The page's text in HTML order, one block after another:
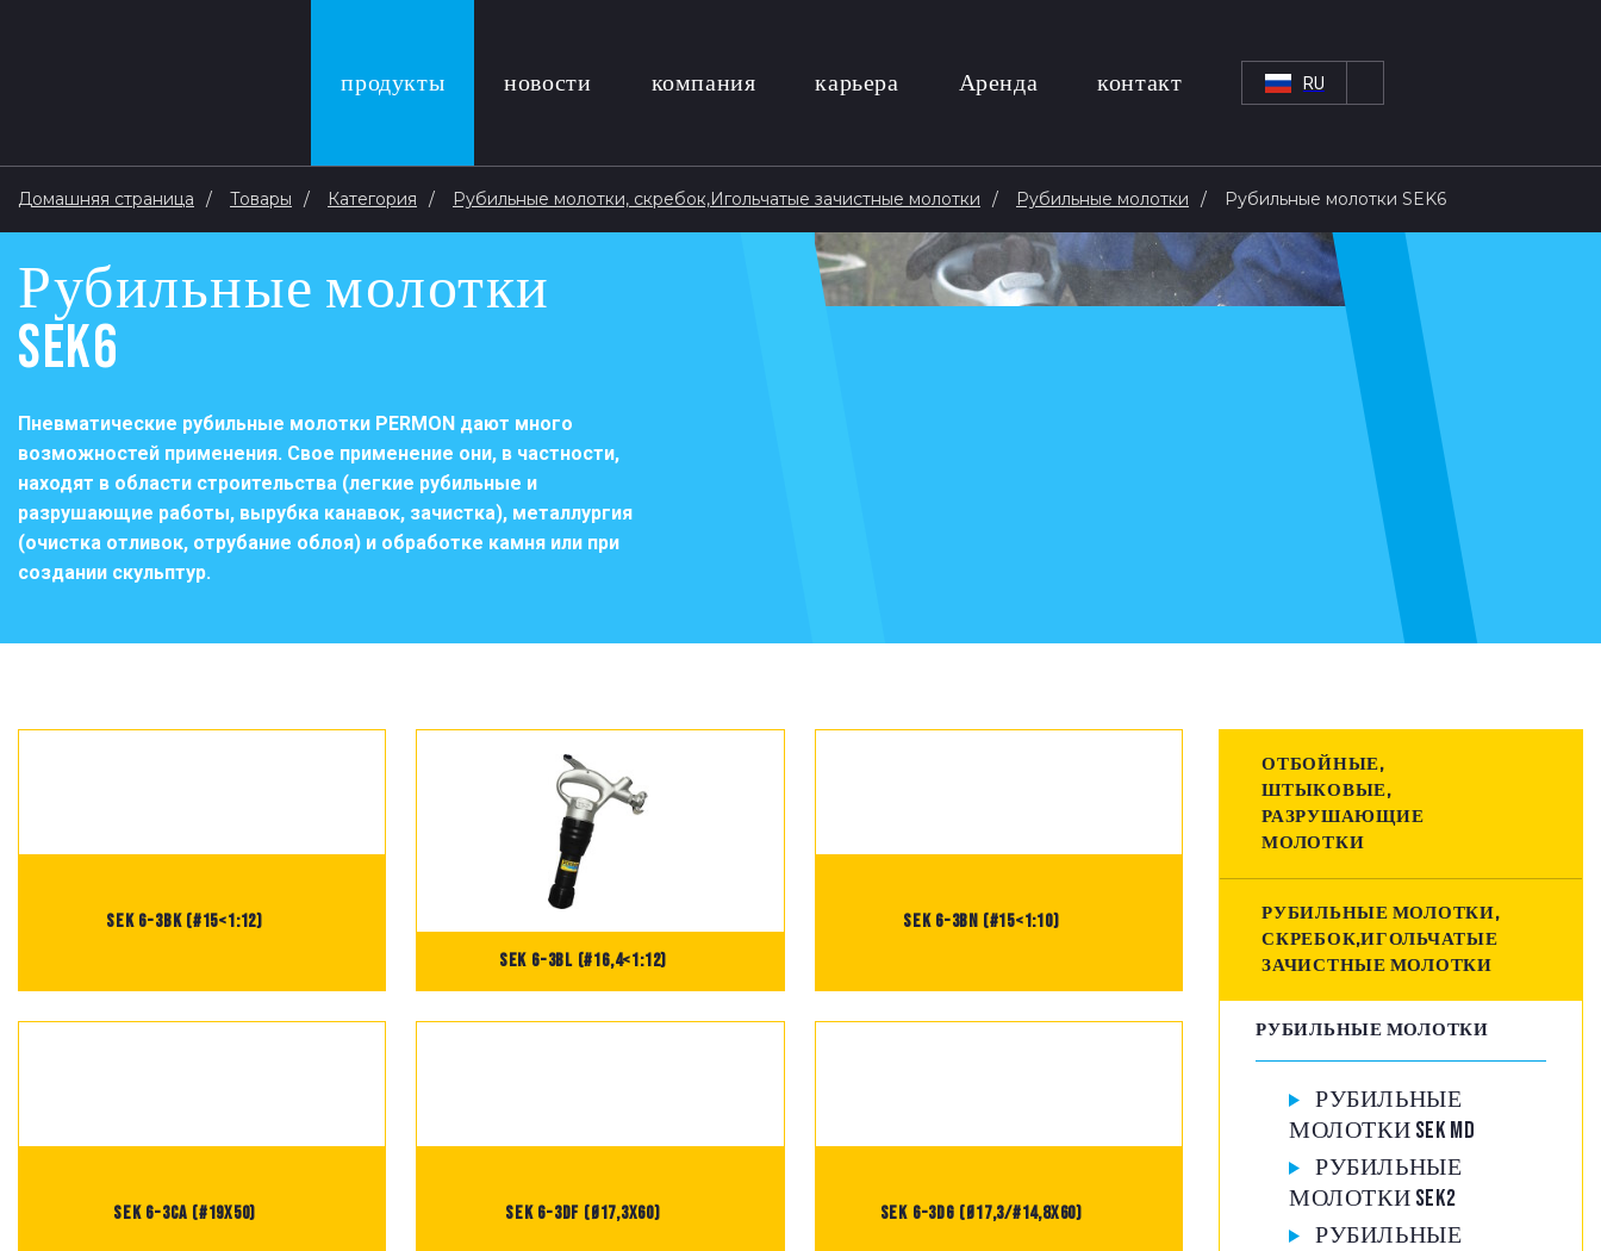
продукты новости компания карьера Аренда контакт RU
Домашняя страница Товары Категория Рубильные молотки, скребок,Игольчатые зачистные молотки Рубильные молотки Рубильные молотки SEK6
Рубильные молотки
SEK6
Пневматические рубильные молотки PERMON дают много
возможностей применения. Свое применение они, в частности,
находят в области строительства (легкие рубильные и
разрушающие работы, вырубка канавок, зачистка), металлургия
(очистка отливок, отрубание облоя) и обработке камня или при
создании скульптур.
SEK 6-3BK (#15<1:12)
SEK 6-3BL (#16,4<1:12)
SEK 6-3BN (#15<1:10)
SEK 6-3CA (#19X50) SEK 6-3DF (Ø17,3X60) SEK 6-3DG (Ø17,3/#14,8X60)
ОТБОЙНЫЕ,
ШТЫКОВЫЕ,
РАЗРУШАЮЩИЕ
МОЛОТКИ
РУБИЛЬНЫЕ МОЛОТКИ,
СКРЕБОК,ИГОЛЬЧАТЫЕ
ЗАЧИСТНЫЕ МОЛОТКИ
РУБИЛЬНЫЕ МОЛОТКИ
РУБИЛЬНЫЕ
МОЛОТКИ SEK MD
РУБИЛЬНЫЕ
МОЛОТКИ SEK2
РУБИЛЬНЫЕ